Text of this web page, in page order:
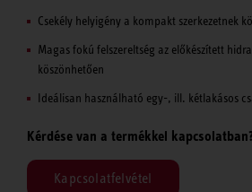
Csekély helyigény a kompakt szerkezetnek
Magas fokú felszereltség az előkészített
köszönhetően
Ideálisan használható egy-, ill. kétlakásos
Kérdése van a termékkel
Kapcsolatfelvétel